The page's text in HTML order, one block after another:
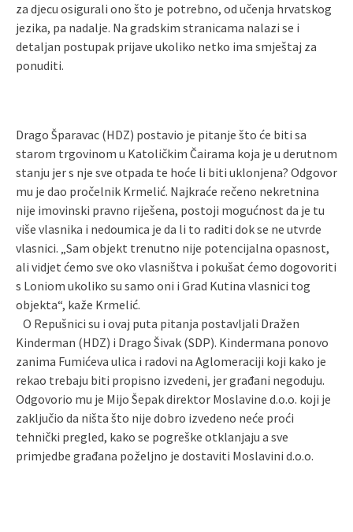
za djecu osigurali ono što je potrebno, od učenja hrvatskog
jezika, pa nadalje. Na gradskim stranicama nalazi se i
detaljan postupak prijave ukoliko netko ima smještaj za
ponuditi.
Drago Šparavac (HDZ) postavio je pitanje što će biti sa
starom trgovinom u Katoličkim Čairama koja je u derutnom
stanju jer s nje sve otpada te hoće li biti uklonjena? Odgovor
mu je dao pročelnik Krmelić. Najkraće rečeno nekretnina
nije imovinski pravno riješena, postoji mogućnost da je tu
više vlasnika i nedoumica je da li to raditi dok se ne utvrde
vlasnici. „Sam objekt trenutno nije potencijalna opasnost,
ali vidjet ćemo sve oko vlasništva i pokušat ćemo dogovoriti
s Loniom ukoliko su samo oni i Grad Kutina vlasnici tog
objekta“, kaže Krmelić.
O Repušnici su i ovaj puta pitanja postavljali Dražen
Kinderman (HDZ) i Drago Šivak (SDP). Kindermana ponovo
zanima Fumićeva ulica i radovi na Aglomeraciji koji kako je
rekao trebaju biti propisno izvedeni, jer građani negoduju.
Odgovorio mu je Mijo Šepak direktor Moslavine d.o.o. koji je
zaključio da ništa što nije dobro izvedeno neće proći
tehnički pregled, kako se pogreške otklanjaju a sve
primjedbe građana poželjno je dostaviti Moslavini d.o.o.